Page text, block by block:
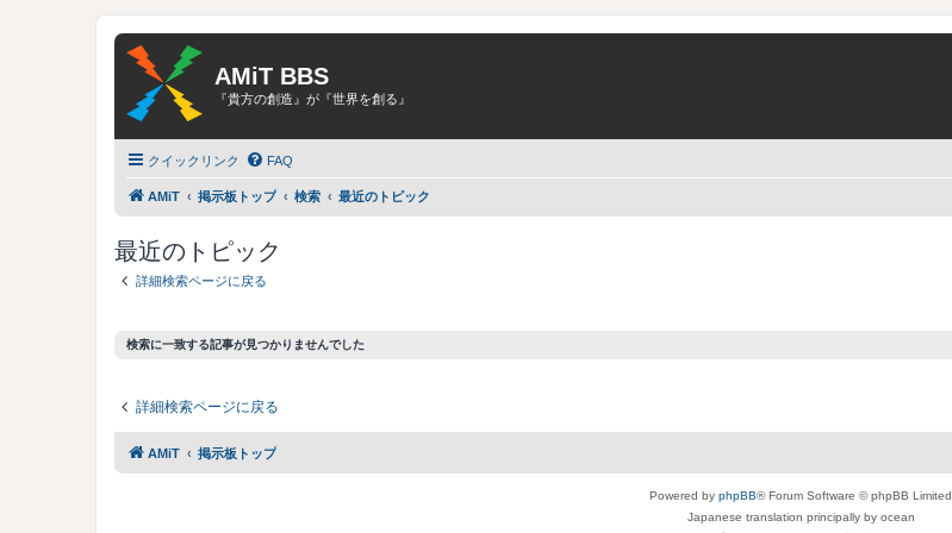
AMiT BBS
『貴方の創造』が『世界を創る』
クイックリンク FAQ
AMiT 掲示板トップ 検索 最近のトピック
最近のトピック
詳細検索ページに戻る
検索に一致する記事が見つかりませんでした
詳細検索ページに戻る
AMiT 掲示板トップ
Powered by phpBB® Forum Software © phpBB Limited
Japanese translation principally by ocean